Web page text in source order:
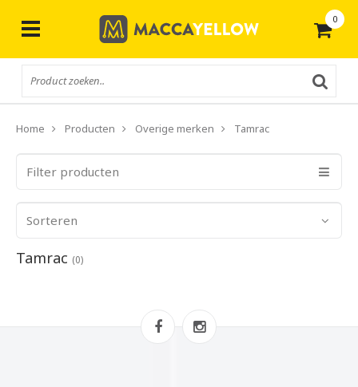
0
Home Producten Overige merken Tamrac
Filter producten
Sorteren
Tamrac (0)